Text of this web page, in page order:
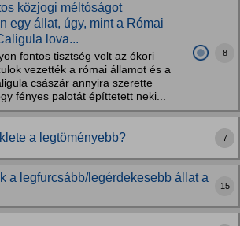
közjogi méltóságot
egy állat, úgy, mint a Római
lova...
fontos tisztség volt az ókori
vezették a római államot és a
császár annyira szerette
fényes palotát építtetett neki...
8
a legtöményebb? 7
a legfurcsább/legérdekesebb állat a
15